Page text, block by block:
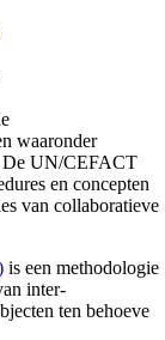
waaronder
De UN/CEFACT
en concepten
van collaboratieve
is een methodologie
inter-
ten behoeve